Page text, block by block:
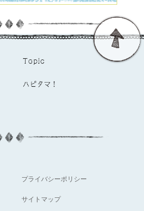
プライバシーポリシー
サイトマップ